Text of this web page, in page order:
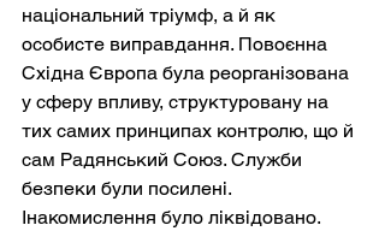
національний тріумф, а й як
особисте виправдання. Повоєнна
Східна Європа була реорганізована
у сферу впливу, структуровану на
тих самих принципах контролю, що й
сам Радянський Союз. Служби
безпеки були посилені.
Інакомислення було ліквідовано.